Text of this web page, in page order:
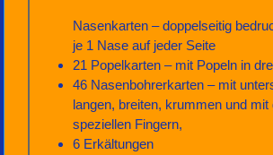
Nasenkarten – doppelseitig
je 1 Nase auf jeder Seite
21 Popelkarten – mit Popeln in
46 Nasenbohrerkarten – mit
langen, breiten, krummen und mit
speziellen Fingern,
6 Erkältungen